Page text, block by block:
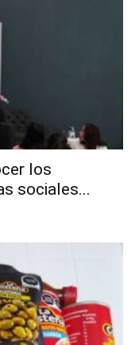
los
sociales...